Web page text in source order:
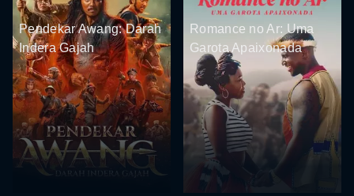
Pendekar Awang: Darah
Indera Gajah
Romance no Ar: Uma
Garota Apaixonada